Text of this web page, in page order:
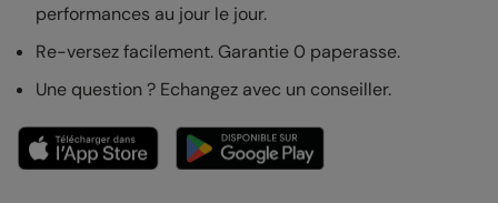
performances au jour le jour.
Re-versez facilement. Garantie 0 paperasse.
Une question ? Echangez avec un conseiller.